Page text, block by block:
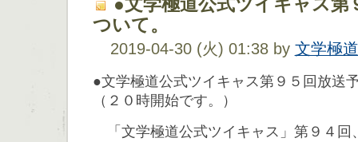
ついて。
2019-04-30 (火) 01:38 by 文学極
●文学極道公式ツイキャス第９５回放送
（２０時開始です。）
「文学極道公式ツイキャス」第９４回